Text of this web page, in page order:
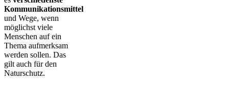
Kommunikationsmittel
und Wege, wenn
möglichst viele
Menschen auf ein
Thema aufmerksam
werden sollen. Das
gilt auch für den
Naturschutz.